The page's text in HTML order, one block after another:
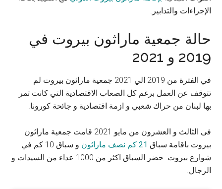
الإجراءات والتدابير.
حالة جمعية ماراثون بيروت في
2019 و 2021
في الفترة من 2019 الي 2021 جمعية ماراثون بيروت لم
تتوقف عن العمل برغم كل الصعاب الاقتصادية التي كانت تمر
بها لبنان من حراك شعبي و ازمة اقتصادية و جائحة كورونا.
فى الثالث و العشرون من مايو 2021 قامت جمعية ماراثون
بيروت باقامة سباق 21 كم نصف ماراثون
و سباق 10 كم في
شوارع بيروت. حضر السباق اكثر من 1000 عداء من السيدات و
الرجال.